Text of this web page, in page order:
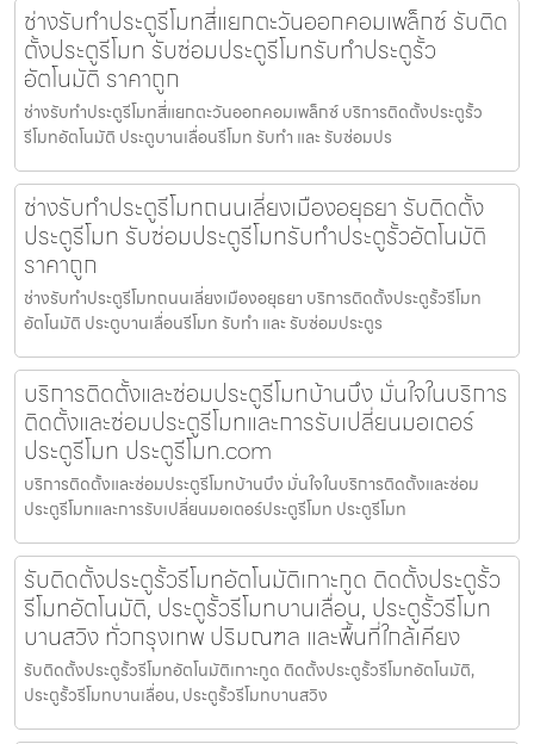
ช่างรับทำประตูรีโมทสี่แยกตะวันออกคอมเพล็กซ์ รับติด
ตั้งประตูรีโมท รับซ่อมประตูรีโมทรับทำประตูรั้ว
อัตโนมัติ ราคาถูก
ช่างรับทำประตูรีโมทสี่แยกตะวันออกคอมเพล็กซ์ บริการติดตั้งประตูรั้ว
รีโมทอัตโนมัติ ประตูบานเลื่อนรีโมท รับทำ และ รับซ่อมปร
ช่างรับทำประตูรีโมทถนนเลี่ยงเมืองอยุธยา รับติดตั้ง
ประตูรีโมท รับซ่อมประตูรีโมทรับทำประตูรั้วอัตโนมัติ
ราคาถูก
ช่างรับทำประตูรีโมทถนนเลี่ยงเมืองอยุธยา บริการติดตั้งประตูรั้วรีโมท
อัตโนมัติ ประตูบานเลื่อนรีโมท รับทำ และ รับซ่อมประตูร
บริการติดตั้งและซ่อมประตูรีโมทบ้านบึง มั่นใจในบริการ
ติดตั้งและซ่อมประตูรีโมทและการรับเปลี่ยนมอเตอร์
ประตูรีโมท ประตูรีโมท.com
บริการติดตั้งและซ่อมประตูรีโมทบ้านบึง มั่นใจในบริการติดตั้งและซ่อม
ประตูรีโมทและการรับเปลี่ยนมอเตอร์ประตูรีโมท ประตูรีโมท
รับติดตั้งประตูรั้วรีโมทอัตโนมัติเกาะกูด ติดตั้งประตูรั้ว
รีโมทอัตโนมัติ, ประตูรั้วรีโมทบานเลื่อน, ประตูรั้วรีโมท
บานสวิง ทั่วกรุงเทพ ปริมณฑล และพื้นที่ใกล้เคียง
รับติดตั้งประตูรั้วรีโมทอัตโนมัติเกาะกูด ติดตั้งประตูรั้วรีโมทอัตโนมัติ,
ประตูรั้วรีโมทบานเลื่อน, ประตูรั้วรีโมทบานสวิง